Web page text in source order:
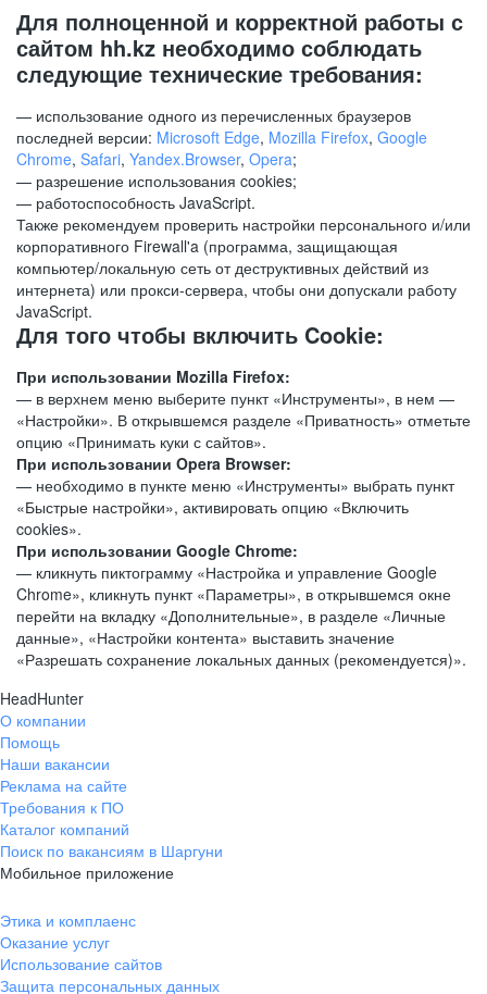
Для полноценной и корректной работы с
сайтом hh.kz необходимо соблюдать
следующие технические требования:
— использование одного из перечисленных браузеров
последней версии: Microsoft Edge, Mozilla Firefox, Google
Chrome, Safari, Yandex.Browser, Opera;
— разрешение использования cookies;
— работоспособность JavaScript.
Также рекомендуем проверить настройки персонального и/или
корпоративного Firewall'a (программа, защищающая
компьютер/локальную сеть от деструктивных действий из
интернета) или прокси-сервера, чтобы они допускали работу
JavaScript.
Для того чтобы включить Cookie:
При использовании Mozilla Firefox:
— в верхнем меню выберите пункт «Инструменты», в нем —
«Настройки». В открывшемся разделе «Приватность» отметьте
опцию «Принимать куки с сайтов».
При использовании Opera Browser:
— необходимо в пункте меню «Инструменты» выбрать пункт
«Быстрые настройки», активировать опцию «Включить
cookies».
При использовании Google Chrome:
— кликнуть пиктограмму «Настройка и управление Google
Chrome», кликнуть пункт «Параметры», в открывшемся окне
перейти на вкладку «Дополнительные», в разделе «Личные
данные», «Настройки контента» выставить значение
«Разрешать сохранение локальных данных (рекомендуется)».
HeadHunter
О компании
Помощь
Наши вакансии
Реклама на сайте
Требования к ПО
Каталог компаний
Поиск по вакансиям в Шаргуни
Мобильное приложение
Этика и комплаенс
Оказание услуг
Использование сайтов
Защита персональных данных